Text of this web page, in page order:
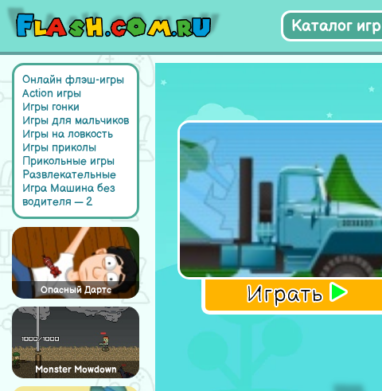
Каталог игр
Онлайн флэш-игры
Action игры
Игры гонки
Игры для мальчиков
Игры на ловкость
Игры приколы
Прикольные игры
Развлекательные
Игра Машина без
водителя — 2
Опасный Дартс
Monster Mowdown
Играть